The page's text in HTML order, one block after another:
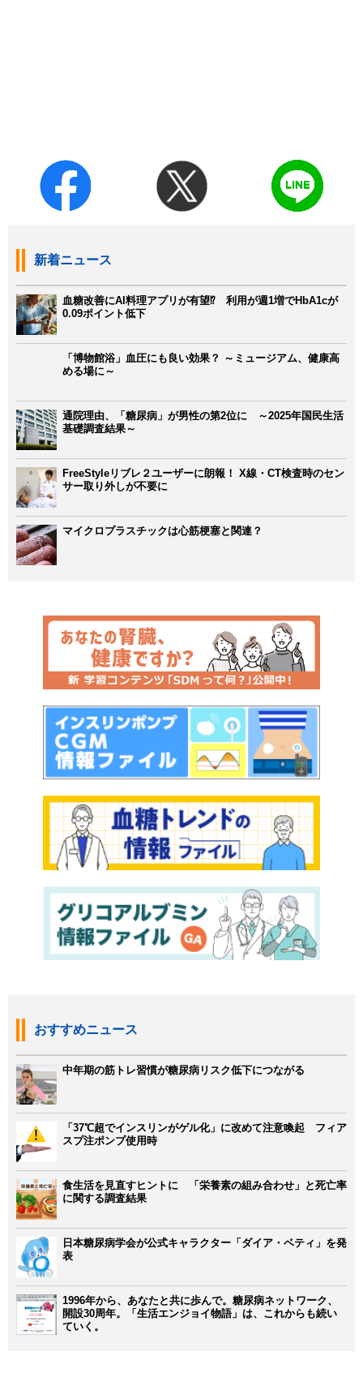
新着ニュース
血糖改善にAI料理アプリが有望⁉ 利用が週1増でHbA1cが
0.09ポイント低下
「博物館浴」血圧にも良い効果？ ～ミュージアム、健康高
める場に～
通院理由、「糖尿病」が男性の第2位に ～2025年国民生活
基礎調査結果～
FreeStyleリブレ２ユーザーに朗報！ X線・CT検査時のセン
サー取り外しが不要に
マイクロプラスチックは心筋梗塞と関連？
おすすめニュース
中年期の筋トレ習慣が糖尿病リスク低下につながる
「37℃超でインスリンがゲル化」に改めて注意喚起 フィア
スプ注ポンプ使用時
食生活を見直すヒントに 「栄養素の組み合わせ」と死亡率
に関する調査結果
日本糖尿病学会が公式キャラクター「ダイア・ベティ」を発
表
1996年から、あなたと共に歩んで。糖尿病ネットワーク、
開設30周年。「生活エンジョイ物語」は、これからも続い
ていく。